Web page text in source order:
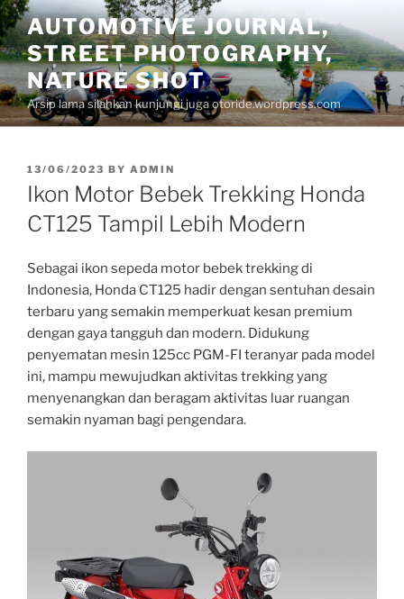
Skip
to
content
AUTOMOTIVE JOURNAL,
STREET PHOTOGRAPHY,
NATURE SHOT
Arsip lama silahkan kunjungi juga otoride.wordpress.com
POSTED
ON
13/06/2023 BY ADMIN
Ikon Motor Bebek Trekking Honda
CT125 Tampil Lebih Modern
Sebagai ikon sepeda motor bebek trekking di
Indonesia, Honda CT125 hadir dengan sentuhan desain
terbaru yang semakin memperkuat kesan premium
dengan gaya tangguh dan modern. Didukung
penyematan mesin 125cc PGM-FI teranyar pada model
ini, mampu mewujudkan aktivitas trekking yang
menyenangkan dan beragam aktivitas luar ruangan
semakin nyaman bagi pengendara.